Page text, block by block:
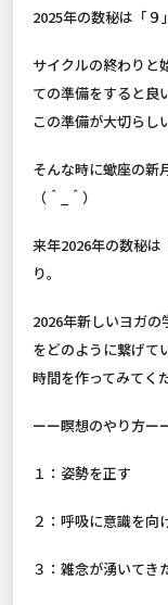
2025年の数秘は「９」
サイクルの終わりと
ての準備をすると良
この準備が大切らし
そんな時に蠍座の新
（＾_＾）
来年2026年の数秘は
り。
2026年新しいヨガ
をどのように繋げて
時間を作ってみて
ーー瞑想のやり方ー
１：姿勢を正す
２：呼吸に意識を向
３：雑念が湧いてき